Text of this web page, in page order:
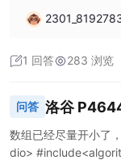
1 回答 283 浏览
问答 洛谷
数组已经尽量开小了
dio>